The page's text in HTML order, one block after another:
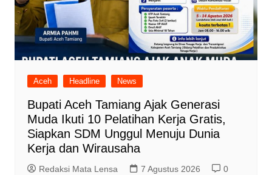
Aceh Headline News
Bupati Aceh Tamiang Ajak Generasi
Muda Ikuti 10 Pelatihan Kerja Gratis,
Siapkan SDM Unggul Menuju Dunia
Kerja dan Wirausaha
Redaksi Mata Lensa 7 Agustus 2026 0